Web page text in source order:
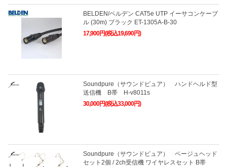
BELDEN/ベルデン CAT5e UTP イーサコンケーブ
ル (30m) ブラック ET-1305A-B-30
17,900円(税込19,690円)
Soundpure（サウンドピュア） ハンドヘルド型
送信機 B帯 H-v8011s
30,000円(税込33,000円)
Soundpure（サウンドピュア） ベージュヘッド
セット2個 / 2ch受信機 ワイヤレスセット B帯